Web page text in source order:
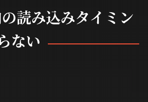
読み込みタイミン
ない